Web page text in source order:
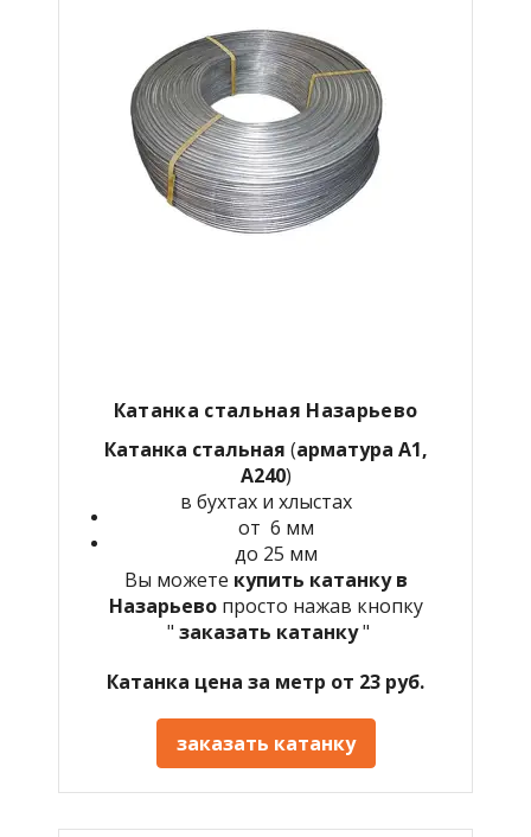
Катанка стальная Назарьево
Катанка стальная (арматура А1,
А240)
в бухтах и хлыстах
от 6 мм
до 25 мм
Вы можете купить катанку в
Назарьевопросто нажав кнопку
" заказать катанку"
Катанка цена за метр от 23 руб.
заказать катанку